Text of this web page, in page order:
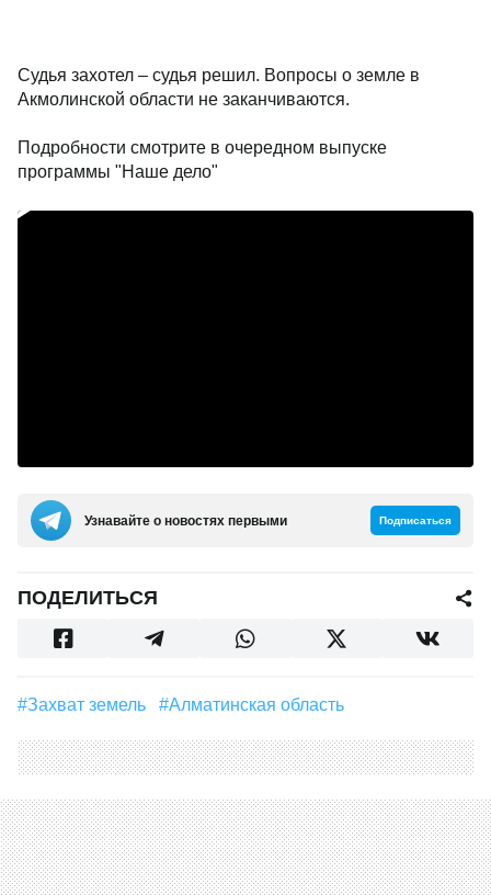
Судья захотел – судья решил. Вопросы о земле в
Акмолинской области не заканчиваются.
Подробности смотрите в очередном выпуске
программы "Наше дело"
Узнавайте о новостях первыми Подписаться
ПОДЕЛИТЬСЯ
#захват земель #Алматинская область